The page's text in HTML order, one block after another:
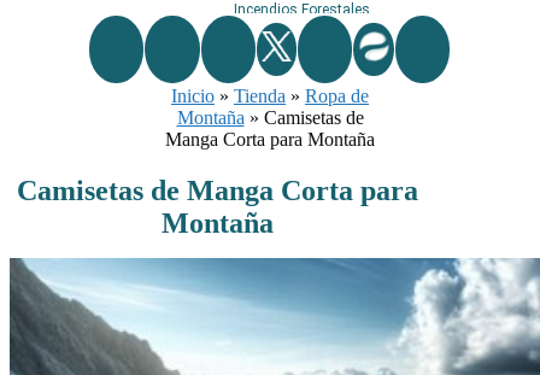
Incendios Forestales
Naturaleza
Ríos
Rutas De Montaña
Terremotos
Topográficos
Vértices Geodésicos
Inicio » Tienda » Ropa de
Montaña » Camisetas de
Manga Corta para Montaña
Camisetas de Manga Corta para
Montaña